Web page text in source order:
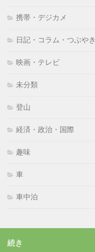
携帯・デジカメ
日記・コラム・つぶやき
映画・テレビ
未分類
登山
経済・政治・国際
趣味
車
車中泊
続き